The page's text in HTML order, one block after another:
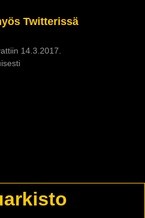
Twitterissä
14.3.2017.